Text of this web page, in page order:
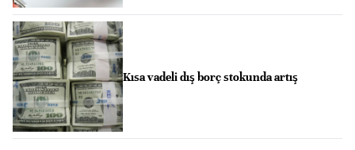
Kısa vadeli dış borç stokunda artış